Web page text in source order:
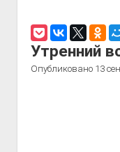
Утренний
Опубликовано 13